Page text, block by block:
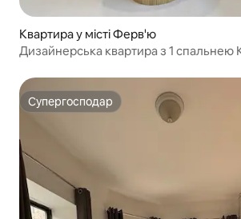
Квартира у місті Ферв'ю
Дизайнерська квартира з 1 спальнею
зал
Супергосподар
Супергосподар